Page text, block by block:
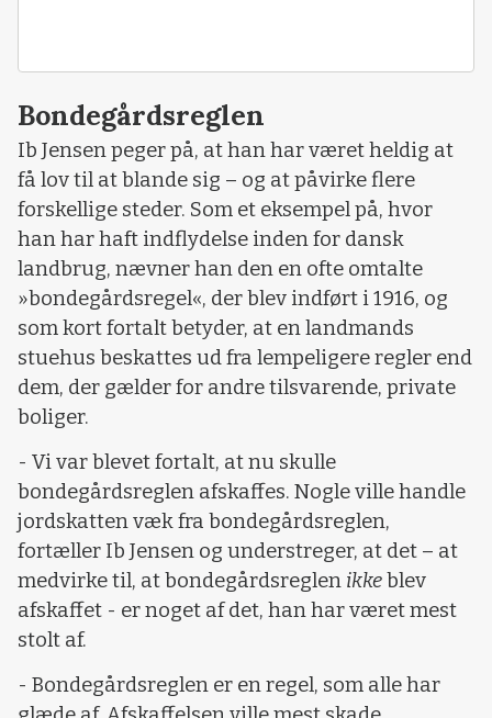
Bondegårdsreglen
Ib Jensen peger på, at han har været heldig at
få lov til at blande sig – og at påvirke flere
forskellige steder. Som et eksempel på, hvor
han har haft indflydelse inden for dansk
landbrug, nævner han den en ofte omtalte
»bondegårdsregel«, der blev indført i 1916, og
som kort fortalt betyder, at en landmands
stuehus beskattes ud fra lempeligere regler end
dem, der gælder for andre tilsvarende, private
boliger.
- Vi var blevet fortalt, at nu skulle
bondegårdsreglen afskaffes. Nogle ville handle
jordskatten væk fra bondegårdsreglen,
fortæller Ib Jensen og understreger, at det – at
medvirke til, at bondegårdsreglen ikkeblev
afskaffet - er noget af det, han har været mest
stolt af.
- Bondegårdsreglen er en regel, som alle har